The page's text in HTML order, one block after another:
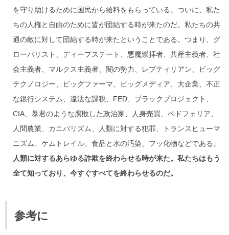
を守り助けるために国民から給料をもらっている。ついに、私た
ちの人権と自由のために皆が団結する時が来たのだ。私たちの共
通の敵に対して団結する時が来たということである。つまり、グ
ローバリスト、ディープステート、悪魔崇拝者、共産主義者、社
会主義者、マルクス主義者、闇の勢力、レプティリアン、ビッグ
テクノロジー、ビッグファーマ、ビッグメディア、大企業、不正
な銀行システム、違法な課税、FED、ブラックプロジェクト、
CIA、暴君のような腐敗した政治家、人身売買、ペドフェリア、
人間農業、カニバリズム、人類に対する犯罪、トランスヒューマ
ニズム、ケムトレイル、食品と水の汚染、フッ化物などである。
人類に対するあらゆる詐欺を終わらせる時が来た。私たちはもう
全て知っており、今すぐすべてを終わらせるのだ。
参考に